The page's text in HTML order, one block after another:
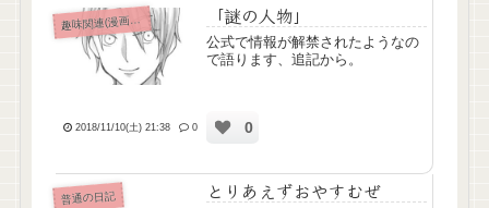
趣味関連(漫画ｱﾆﾒ排球etc) 「謎の人物」
公式で情報が解禁されたようなの
で語ります、追記から。
2018/11/10(土) 21:38 0 0
普通の日記 とりあえずおやすむぜ